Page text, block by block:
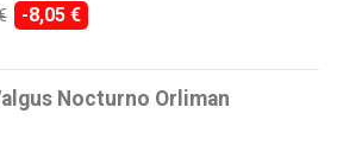
-8,05 €
Nocturno Orliman